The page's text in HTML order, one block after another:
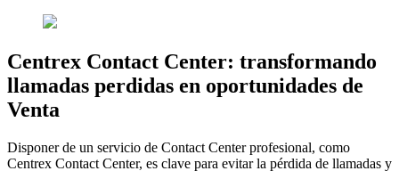
Centrex Contact Center: transformando
llamadas perdidas en oportunidades de
Venta
Disponer de un servicio de Contact Center profesional, como
Centrex Contact Center, es clave para evitar la pérdida de llamadas y